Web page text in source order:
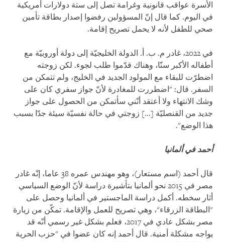
الأسرة عواقب قانونية وغرامة تصل إلى ستة دولارات أمريكية
في اليوم. كما قال إنّ المسؤولين رفضوا إصدار بطاقة تأمين
صحي للطفل لأنه لا يحمل تصريح إقامة.
في 2022، غادر م. ب. أ. الدولة الخليجيّة إلى دولة أوروبيّة مع
أطفاله الأكبر سنّا، وهناك قدّموا طلب لجوء. لكن زوجته
اضطرّت للبقاء مع المولود الجديد في الخليج، ولم تتمكن من
السفر. قال: "اضطررت للمغادرة لأنّ جواز سفري كان على
وشك الانتهاء ولا أعتقد أنّني سأتمكن من الحصول على جواز
جديد من القنصليّة [...] زوجتي في حالة نفسيّة سيئة جدّا بسبب
هذا الوضع".
أحمد في ألمانيا
قال أحمد (اسم مستعار)، وهو مهندس عمره 38 عاما، إنّه غادر
مصر في 2015 نحو ألمانيا بتأشيرة دراسة لأنّ الوضع السياسي
أثار سخطه. أكمل دراسة الماجستير في ألمانيا وحصل على
"البطاقة الزرقاء"، وهي تصريح للعمل والإقامة. تمكّن من زيارة
مصر بشكل عادي في 2017، فعلم بشكل غير رسمي أنّه قد
يواجه مشكلة أمنية. قال أحمد إنه كان عضوا في "حزب الحرية